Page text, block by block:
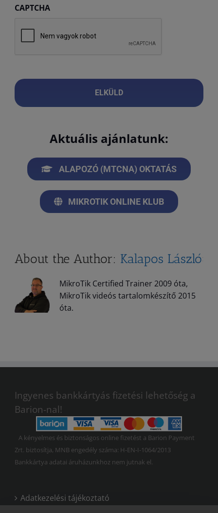
CAPTCHA
Aktuális ajánlatunk:
ALAPOZÓ (MTCNA) OKTATÁS
MIKROTIK ONLINE KLUB
About the Author: Kalapos László
MikroTik Certified Trainer 2009 óta,
MikroTik videós tartalomkészítő 2015
óta.
Ingyenes bankkártyás fizetési lehetőség a
Barion-nal!
A kényelmes és biztonságos online fizetést a Barion Payment
Zrt. biztosítja, MNB engedély száma: H-EN-I-1064/2013
Bankkártya adatai áruházunkhoz nem jutnak el.
Adatkezelési tájékoztató